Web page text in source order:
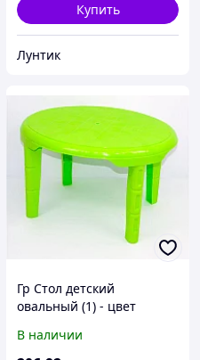
Купить
Лунтик
Гр Стол детский
овальный (1) - цвет
В наличии